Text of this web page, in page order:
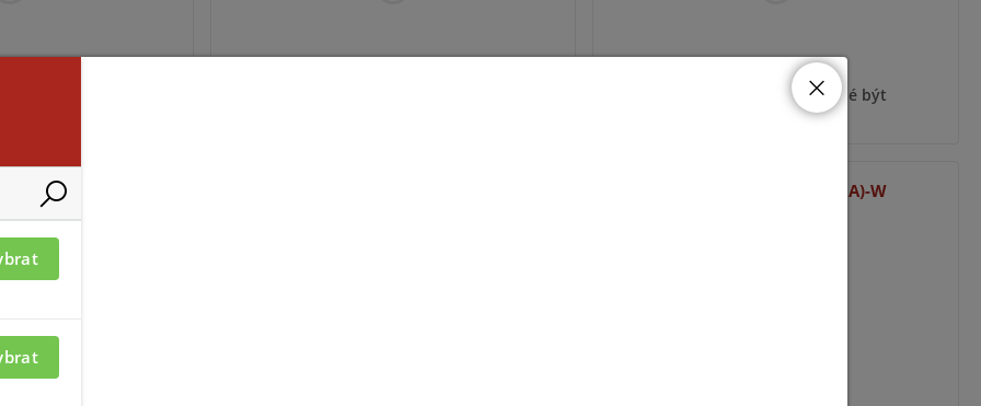
Pro zobrazení informací je nutné být
260-W MODULE HOLDER (TYP A)-W